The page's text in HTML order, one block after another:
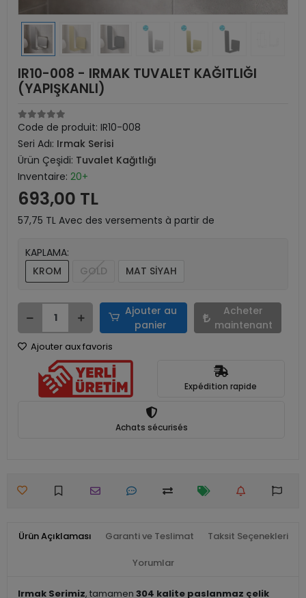
IR10-008 - IRMAK TUVALET KAĞITLIĞI
(YAPIŞKANLI)
Code de produit: IR10-008
Seri Adı: Irmak Serisi
Ürün Çeşidi: Tuvalet Kağıtlığı
Inventaire: 20+
693,00 TL
57,75 TL Avec des versements à partir de
KAPLAMA:
KROM
GOLD MAT SİYAH
Ajouter au
panier
Acheter
maintenant
Ajouter aux favoris
Expédition rapide
Achats sécurisés
Ürün Açıklaması Garanti ve Teslimat Taksit Seçenekleri
Yorumlar
Irmak Serimiz, tamamen 304 kalite paslanmaz çelik